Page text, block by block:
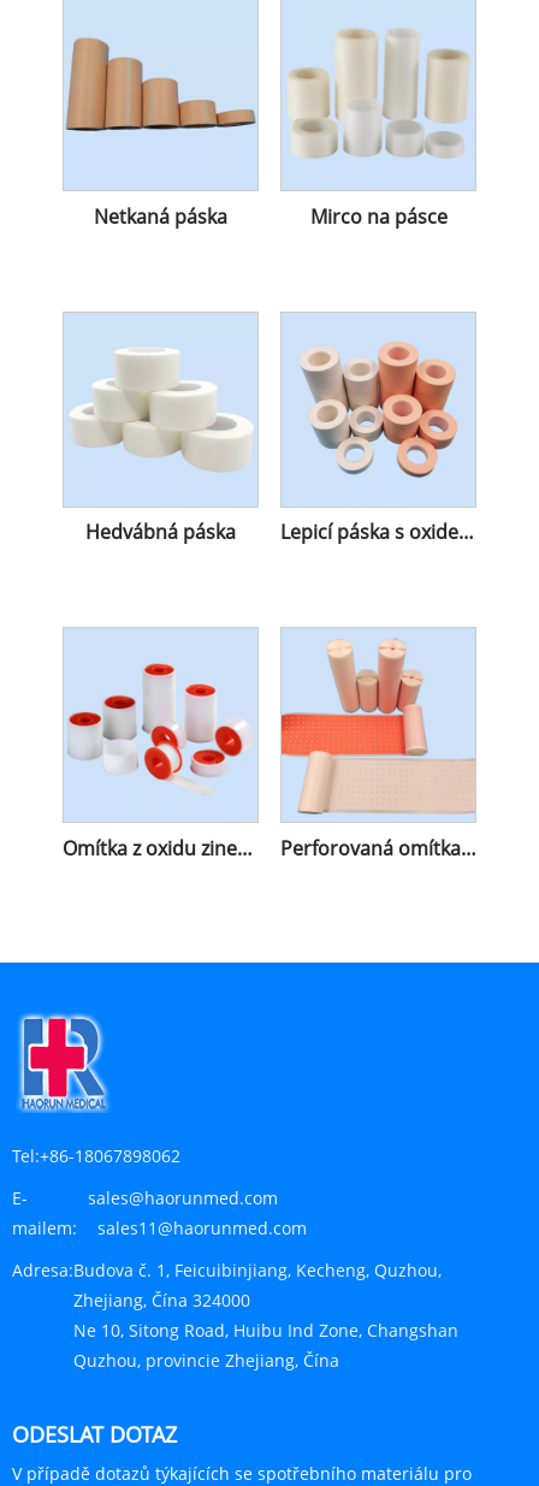
Netkaná páska Mirco na pásce
Hedvábná páska Lepicí páska s oxidem zinečnatým
Omítka z oxidu zinečnatého s plastovým krytem Perforovaná omítka z oxidu zinečnatého
Tel:+86-18067898062
E-
mailem:
sales@haorunmed.com
sales11@haorunmed.com
Adresa:Budova č. 1, Feicuibinjiang, Kecheng, Quzhou,
Zhejiang, Čína 324000
Ne 10, Sitong Road, Huibu Ind Zone, Changshan
Quzhou, provincie Zhejiang, Čína
ODESLAT DOTAZ
V případě dotazů týkajících se spotřebního materiálu pro